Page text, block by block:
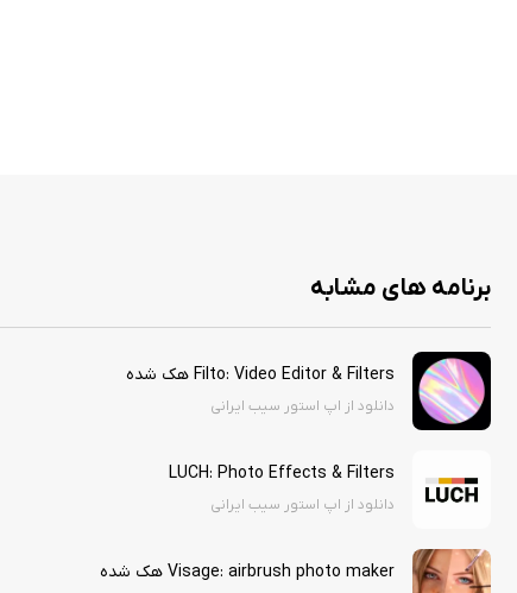
برنامه های مشابه
Filto: Video Editor & Filters هک شده
دانلود از اپ استور سیب ایرانی
LUCH: Photo Effects & Filters
دانلود از اپ استور سیب ایرانی
Visage: airbrush photo maker هک شده